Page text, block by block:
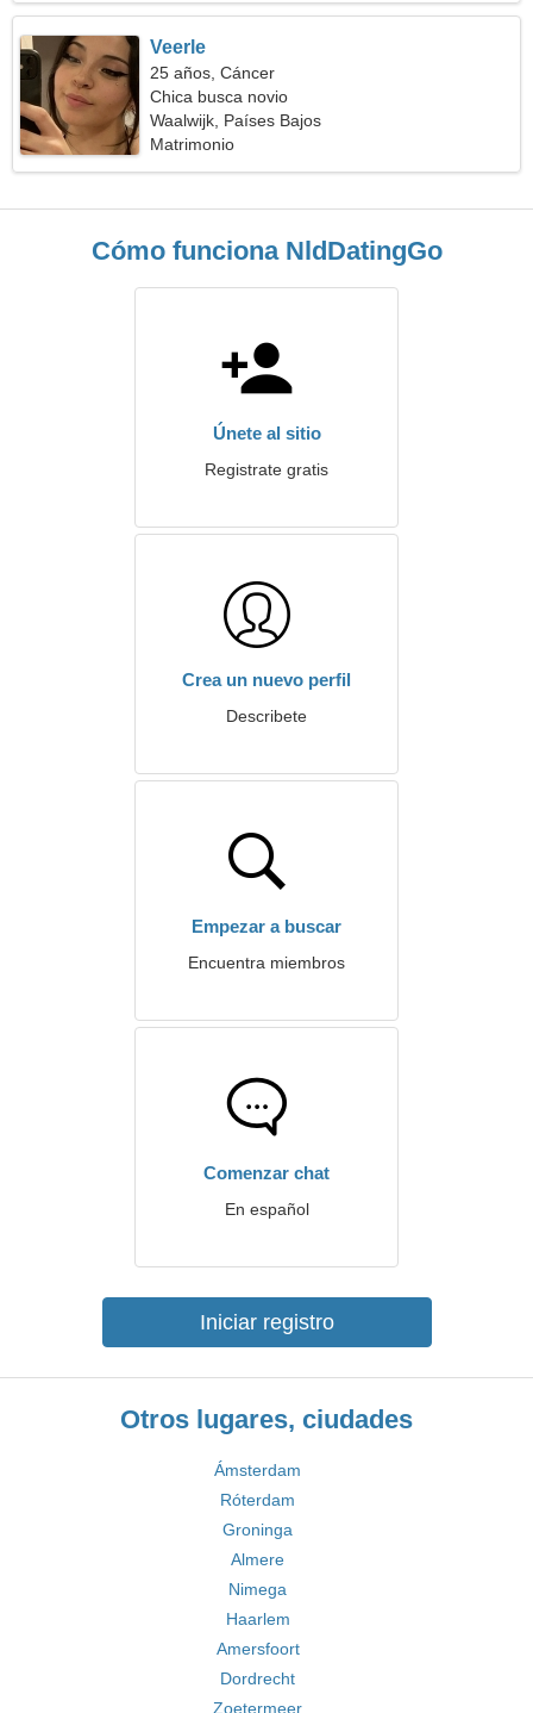
Veerle
25 años, Cáncer
Chica busca novio
Waalwijk, Países Bajos
Matrimonio
Cómo funciona NldDatingGo
Únete al sitio
Registrate gratis
Crea un nuevo perfil
Describete
Empezar a buscar
Encuentra miembros
Comenzar chat
En español
Iniciar registro
Otros lugares, ciudades
Ámsterdam
Róterdam
Groninga
Almere
Nimega
Haarlem
Amersfoort
Dordrecht
Zoetermeer